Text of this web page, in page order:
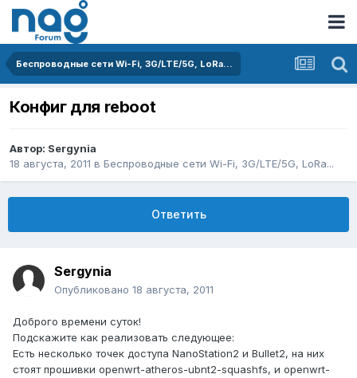
Беспроводные сети Wi-Fi, 3G/LTE/5G, LoRa...
Конфиг для reboot
Автор: Sergynia
18 августа, 2011 в Беспроводные сети Wi-Fi, 3G/LTE/5G, LoRa...
Ответить
Sergynia
Опубликовано 18 августа, 2011
Доброго времени суток!
Подскажите как реализовать следующее:
Есть несколько точек доступа NanoStation2 и Bullet2, на них
стоят прошивки openwrt-atheros-ubnt2-squashfs, и openwrt-